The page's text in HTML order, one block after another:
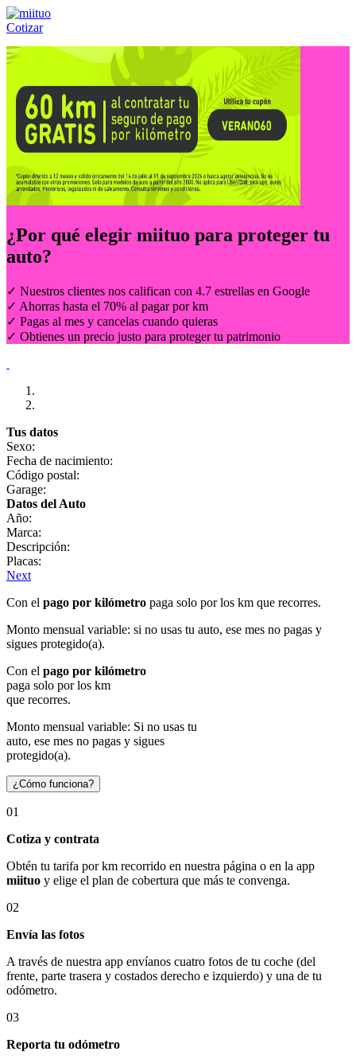
Cotizar
Llámanos al:(55) 84-21-05-00 ó
¿Por qué elegir miituo para proteger tu
auto?
✓ Nuestros clientes nos califican con 4.7 estrellas en Google
✓ Ahorras hasta el 70% al pagar por km
✓ Pagas al mes y cancelas cuando quieras
✓ Obtienes un precio justo para proteger tu patrimonio
Tus datos
Sexo:
Fecha de nacimiento:
Código postal:
Garage:
Datos del Auto
Año:
Marca:
Descripción:
Placas:
Next
Con el pago por kilómetro paga solo por los km que recorres.
Monto mensual variable: si no usas tu auto, ese mes no pagas y
sigues protegido(a).
Con el pago por kilómetro
paga solo por los km
que recorres.
Monto mensual variable: Si no usas tu
auto, ese mes no pagas y sigues
protegido(a).
¿Cómo funciona?
01
Cotiza y contrata
Obtén tu tarifa por km recorrido en nuestra página o en la app
miituo y elige el plan de cobertura que más te convenga.
02
Envía las fotos
A través de nuestra app envíanos cuatro fotos de tu coche (del
frente, parte trasera y costados derecho e izquierdo) y una de tu
odómetro.
03
Reporta tu odómetro